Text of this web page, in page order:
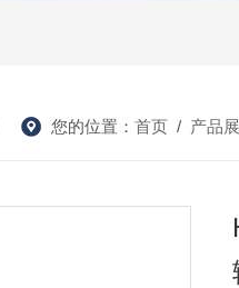
您的位置： 首页/ 产品